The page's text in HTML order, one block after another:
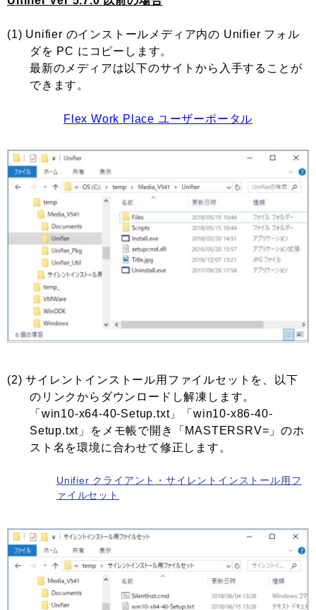
(1) Unifier のインストールメディア内の Unifier フォル
ダを PC にコピーします。
最新のメディアは以下のサイトから入手することが
できます。
Flex Work Place ユーザーポータル
(2) サイレントインストール用ファイルセットを、以下
のリンクからダウンロードし解凍します。
「win10-x64-40-Setup.txt」「win10-x86-40-
Setup.txt」をメモ帳で開き「MASTERSRV=」のホ
スト名を環境に合わせて修正します。
Unifier クライアント・サイレントインストール用フ
ァイルセット